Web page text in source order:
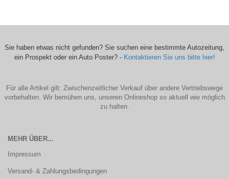
Sie haben etwas nicht gefunden? Sie suchen eine bestimmte Autozeitung,
ein Prospekt oder ein Auto Poster? - Kontaktieren Sie uns bitte hier!
Für alle Artikel gilt: Zwischenzeitlicher Verkauf über andere Vertriebswege
vorbehalten. Wir bemühen uns, unseren Onlineshop so aktuell wie möglich
zu halten.
MEHR ÜBER...
Impressum
Versand- & Zahlungsbedingungen